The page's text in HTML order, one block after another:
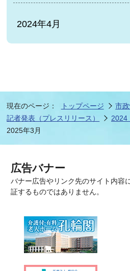
2024年4月
現在のページ： トップページ 市
記者発表（プレスリリース）
2024
2025年3月
広告バナー
バナー広告やリンク先のサイト内容
証するものではありません。